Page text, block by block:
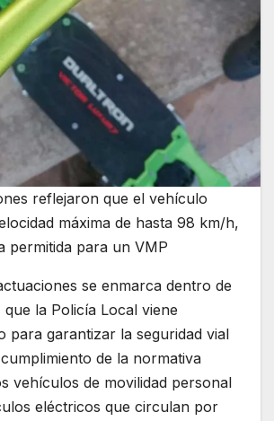
reflejaron que el vehículo
máxima de hasta 98 km/h,
permitida para un VMP
se enmarca dentro de
la Policía Local viene
para garantizar la seguridad vial
de la normativa
vehículos de movilidad personal
eléctricos que circulan por